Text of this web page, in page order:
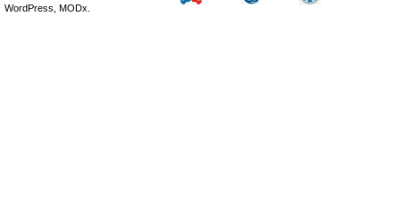
WordPress, MODx.